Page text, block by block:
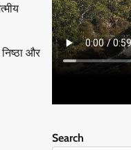
और
Search